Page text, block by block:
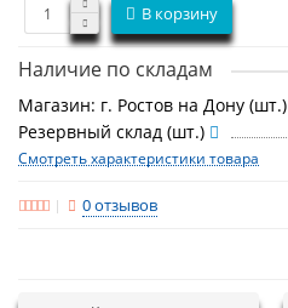
В корзину
Наличие по складам
Магазин: г. Ростов на Дону (шт.)
Резервный склад (шт.)
Смотреть характеристики товара
0 отзывов